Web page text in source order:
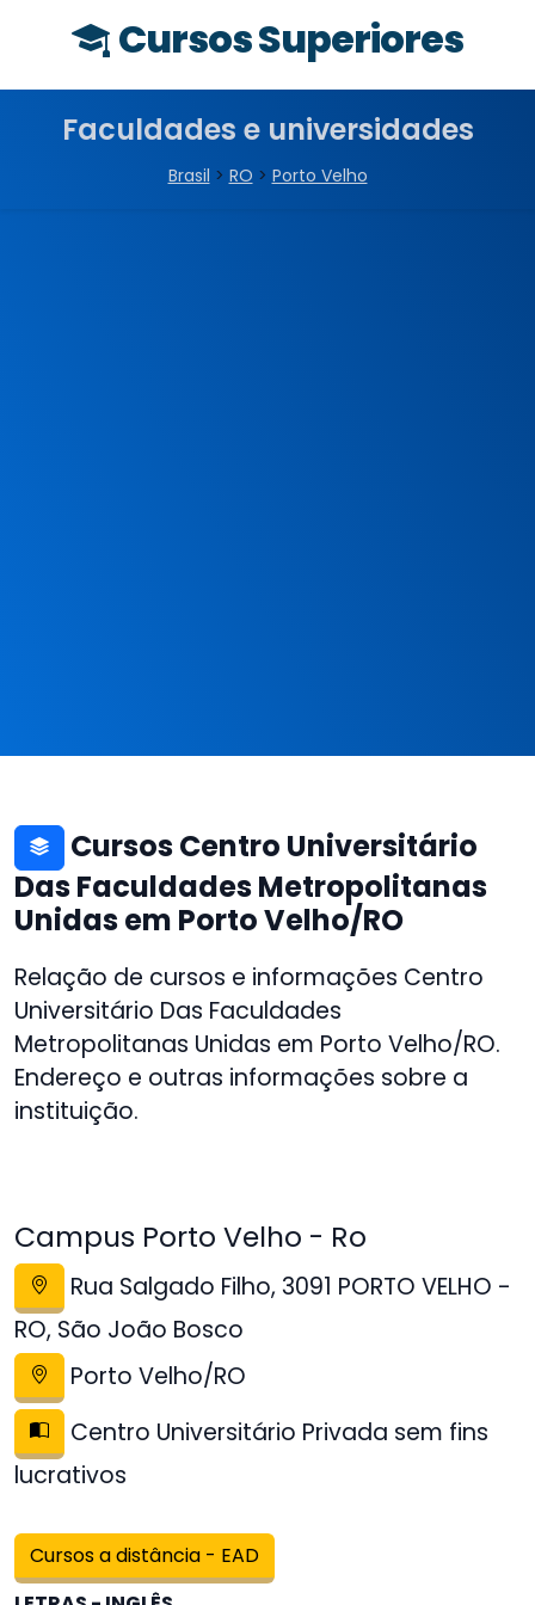
Cursos Superiores
Faculdades e universidades
Brasil > RO > Porto Velho
Cursos Centro Universitário
Das Faculdades Metropolitanas
Unidas em Porto Velho/RO
Relação de cursos e informações Centro
Universitário Das Faculdades
Metropolitanas Unidas em Porto Velho/RO.
Endereço e outras informações sobre a
instituição.
Campus Porto Velho - Ro
Rua Salgado Filho, 3091 PORTO VELHO -
RO, São João Bosco
Porto Velho/RO
Centro Universitário Privada sem fins
lucrativos
Cursos a distância - EAD